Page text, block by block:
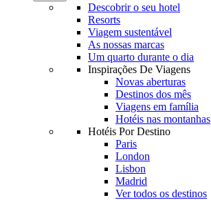
Descobrir o seu hotel
Resorts
Viagem sustentável
As nossas marcas
Um quarto durante o dia
Inspirações De Viagens
Novas aberturas
Destinos dos mês
Viagens em família
Hotéis nas montanhas
Hotéis Por Destino
Paris
London
Lisbon
Madrid
Ver todos os destinos